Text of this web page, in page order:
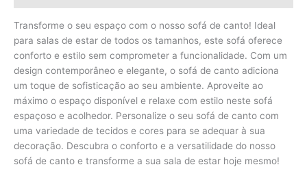
Transforme o seu espaço com o nosso sofá de canto! Ideal
para salas de estar de todos os tamanhos, este sofá oferece
conforto e estilo sem comprometer a funcionalidade. Com um
design contemporâneo e elegante, o sofá de canto adiciona
um toque de sofisticação ao seu ambiente. Aproveite ao
máximo o espaço disponível e relaxe com estilo neste sofá
espaçoso e acolhedor. Personalize o seu sofá de canto com
uma variedade de tecidos e cores para se adequar à sua
decoração. Descubra o conforto e a versatilidade do nosso
sofá de canto e transforme a sua sala de estar hoje mesmo!